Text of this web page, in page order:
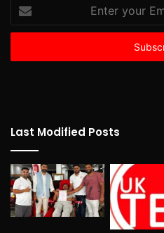
your
Email
Last Modified Posts